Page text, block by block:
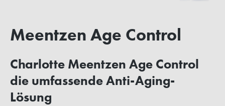
Meentzen Age Control
Charlotte Meentzen Age Control
die umfassende Anti-Aging-
Lösung